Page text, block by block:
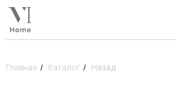
Главная / Каталог / Назад